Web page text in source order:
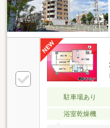
駐車場あり
浴室乾燥機